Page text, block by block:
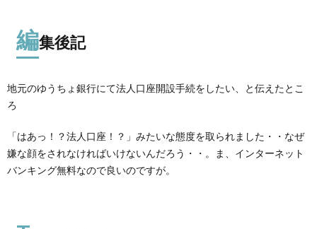
編集後記
地元のゆうちょ銀行にて法人口座開設手続をしたい、と伝えたとこ
ろ
「はあっ！？法人口座！？」みたいな態度を取られました・・なぜ
嫌な顔をされなければいけないんだろう・・。ま、インターネット
バンキング無料なので良いのですが。